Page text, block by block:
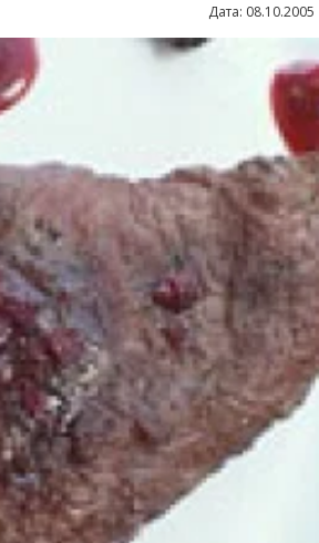
Дата: 08.10.2005